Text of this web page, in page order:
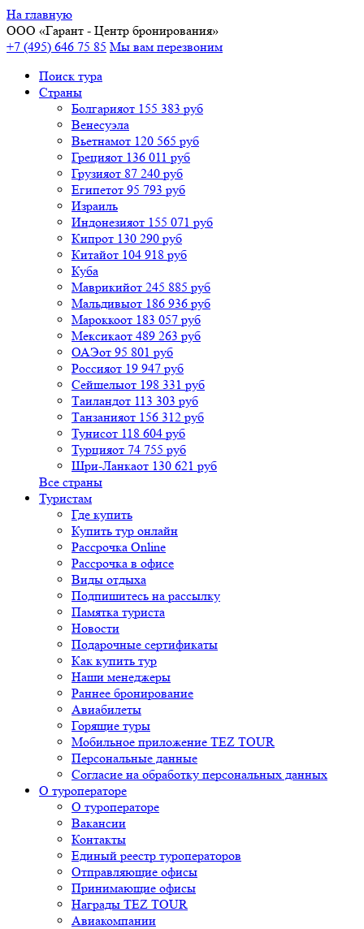
На главную
ООО «Гарант - Центр бронирования»
+7 (495) 646 75 85 Мы вам перезвоним
Поиск тура
Cтраны
Болгарияот 155 383 руб
Венесуэла
Вьетнамот 120 565 руб
Грецияот 136 011 руб
Грузияот 87 240 руб
Египетот 95 793 руб
Израиль
Индонезияот 155 071 руб
Кипрот 130 290 руб
Китайот 104 918 руб
Куба
Маврикийот 245 885 руб
Мальдивыот 186 936 руб
Мароккоот 183 057 руб
Мексикаот 489 263 руб
ОАЭот 95 801 руб
Россияот 19 947 руб
Сейшелыот 198 331 руб
Таиландот 113 303 руб
Танзанияот 156 312 руб
Тунисот 118 604 руб
Турцияот 74 755 руб
Шри-Ланкаот 130 621 руб
Все страны
Туристам
Где купить
Купить тур онлайн
Рассрочка Online
Рассрочка в офисе
Виды отдыха
Подпишитесь на рассылку
Памятка туриста
Новости
Подарочные сертификаты
Как купить тур
Наши менеджеры
Раннее бронирование
Авиабилеты
Горящие туры
Мобильное приложение TEZ TOUR
Персональные данные
Согласие на обработку персональных данных
О туроператоре
О туроператоре
Вакансии
Контакты
Единый реестр туроператоров
Отправляющие офисы
Принимающие офисы
Награды TEZ TOUR
Авиакомпании